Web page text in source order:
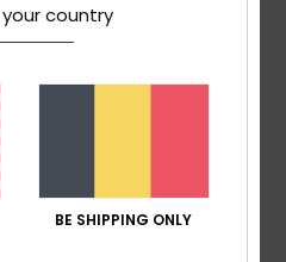
/ prix
country
BE SHIPPING ONLY